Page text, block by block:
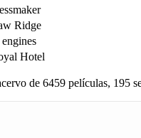
Ridge
Hotel
de 6459 películas, 195